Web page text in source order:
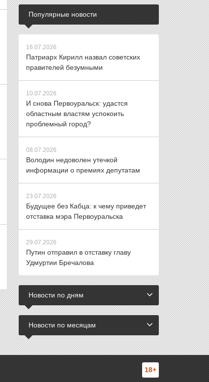
Популярные новости
16.07.2026
Патриарх Кирилл назвал советских
правителей безумными
10.07.2026
И снова Первоуральск: удастся
областным властям успокоить
проблемный город?
08.07.2026
Володин недоволен утечкой
информации о премиях депутатам
23.07.2026
Будущее без Кабца: к чему приведет
отставка мэра Первоуральска
29.07.2026
Путин отправил в отставку главу
Удмуртии Бречалова
Новости по дням
Новости по месяцам
18+